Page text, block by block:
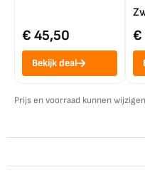
€ 45,50
Bekijk deal
€
Prijs en voorraad kunnen